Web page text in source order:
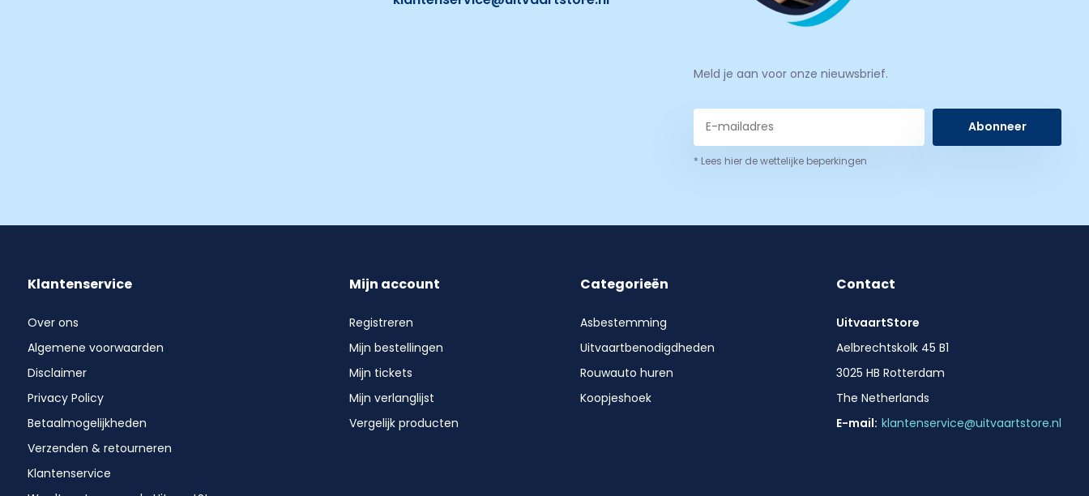
Meld je aan voor onze nieuwsbrief.
Abonneer
* Lees hier de wettelijke beperkingen
Klantenservice
Over ons
Algemene voorwaarden
Disclaimer
Privacy Policy
Betaalmogelijkheden
Verzenden & retourneren
Klantenservice
Mijn account
Registreren
Mijn bestellingen
Mijn tickets
Mijn verlanglijst
Vergelijk producten
Categorieën
Asbestemming
Uitvaartbenodigdheden
Rouwauto huren
Koopjeshoek
Contact
UitvaartStore
Aelbrechtskolk 45 B1
3025 HB Rotterdam
The Netherlands
E-mail: klantenservice@uitvaartstore.nl